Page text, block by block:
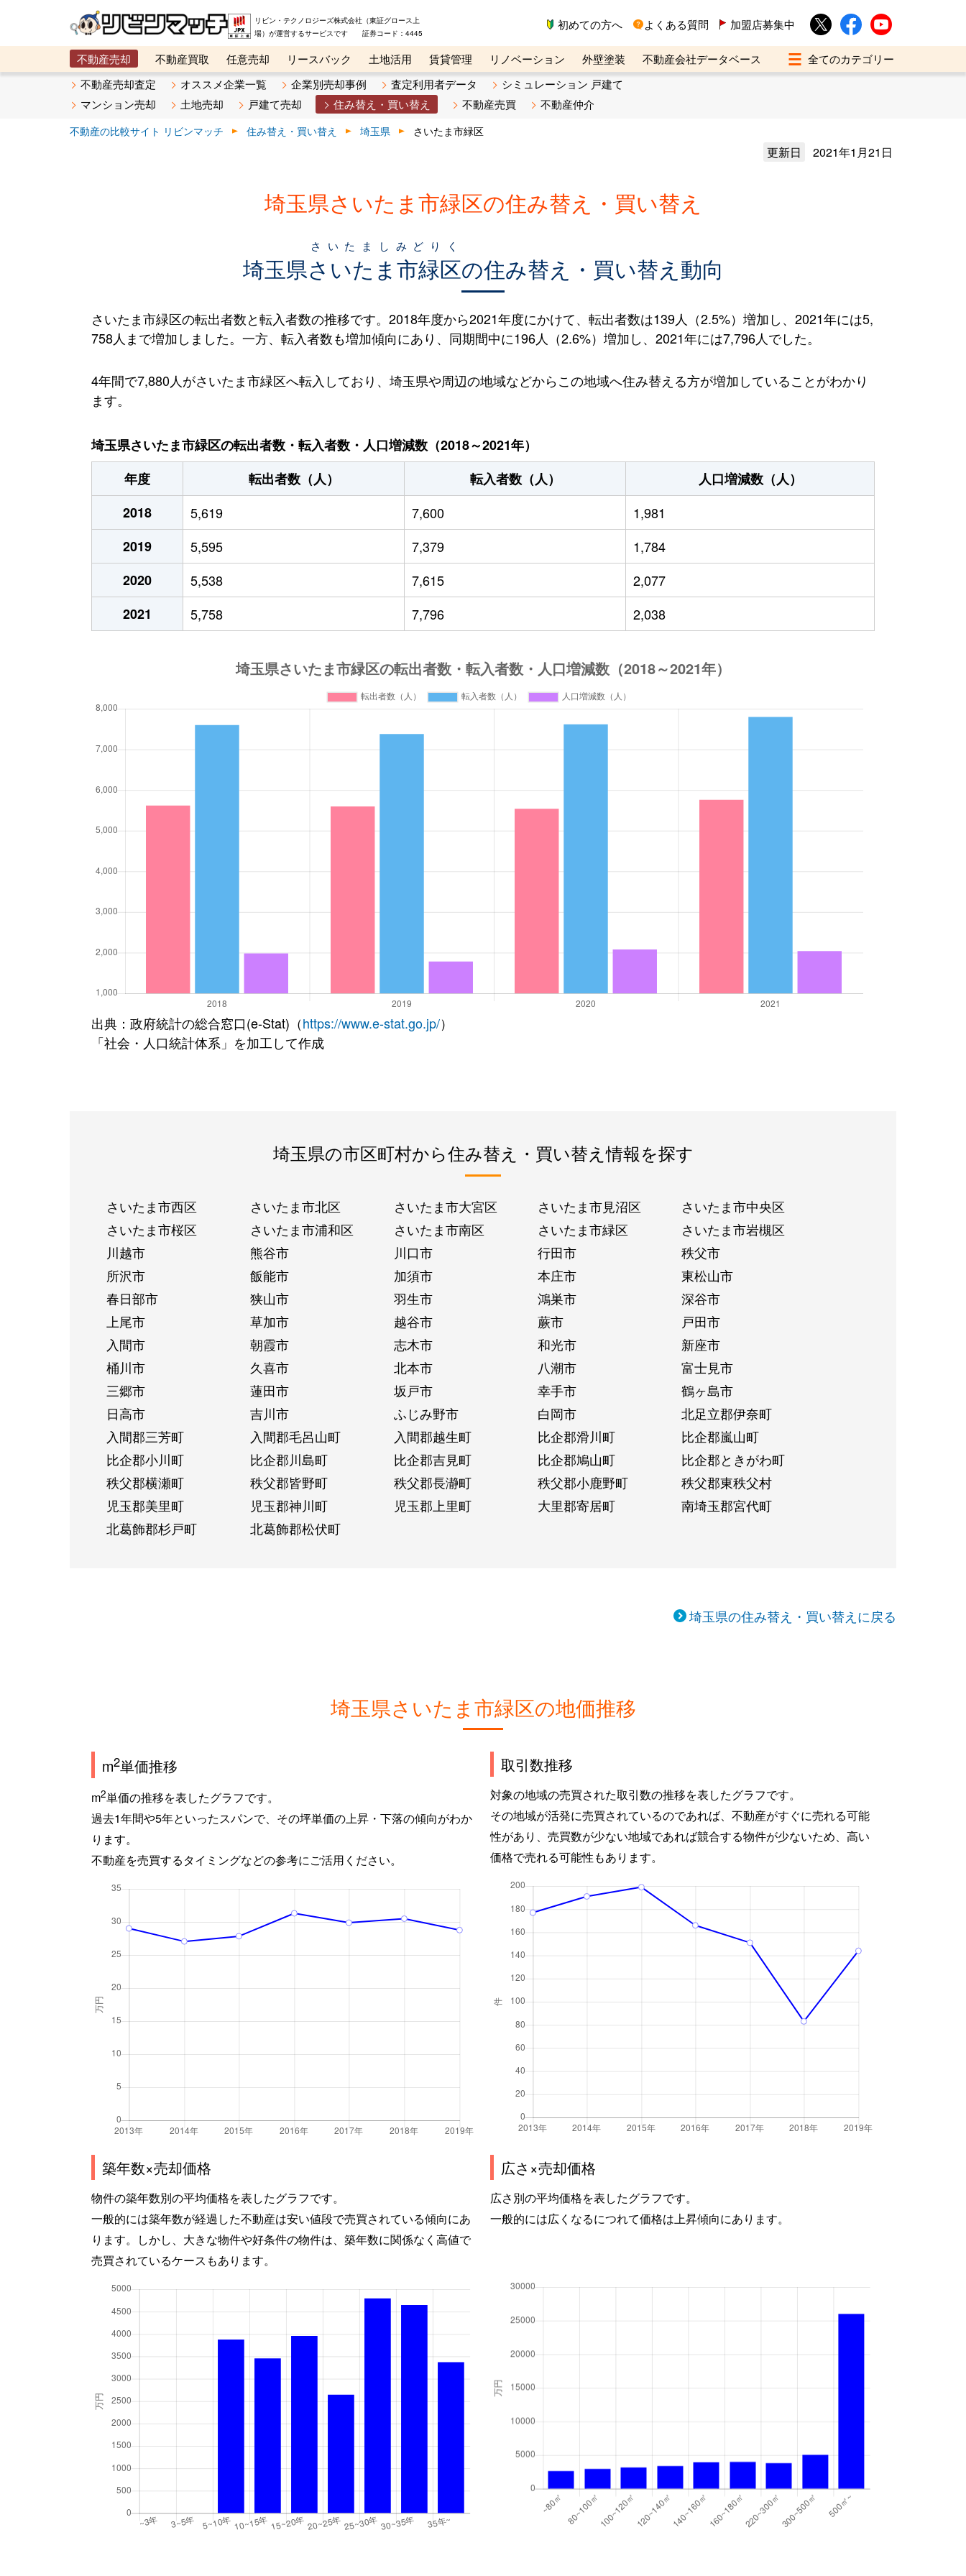
リビン・テクノロジーズ株式会社（東証グロース上
場）が運営するサービスです 証券コード：4445
初めての方へ よくある質問 加盟店募集中
不動産売却 不動産買取 任意売却 リースバック 土地活用 賃貸管理 リノベーション 外壁塗装
不動産会社データベース
メタ住宅展示場
ベスト不動産カンパニー オンライン講座 リビンマガジンBiz 不動産売却ご相談デスク
不動産売却査定 オススメ企業一覧 企業別売却事例 査定利用者データ
シミュレーション 戸建て
マンション売却
土地売却 戸建て売却 住み替え・買い替え 不動産売買 不動産仲介
不動産の比較サイト リビンマッチ 住み替え・買い替え 埼玉県 さいたま市緑区
更新日 2021年1月21日
埼玉県さいたま市緑区の住み替え・買い替え
埼玉県さいたま市緑区
さいたましみどりく
の住み替え・買い替え動向
さいたま市緑区の転出者数と転入者数の推移です。2018年度から2021年度にかけて、転出者数は139人（2.5%）増加し、2021年には5,
758人まで増加しました。一方、転入者数も増加傾向にあり、同期間中に196人（2.6%）増加し、2021年には7,796人でした。
4年間で7,880人がさいたま市緑区へ転入しており、埼玉県や周辺の地域などからこの地域へ住み替える方が増加していることがわかり
ます。
埼玉県さいたま市緑区の転出者数・転入者数・人口増減数（2018～2021年）
年度
転出者数（人） 転入者数（人）
人口増減数（人）
2018
5,619 7,600
1,981
2019
5,595 7,379
1,784
2020
5,538 7,615
2,077
2021
5,758 7,796 2,038
出典：政府統計の総合窓口(e-Stat)（https://www.e-stat.go.jp/）
「社会・人口統計体系」を加工して作成
埼玉県の市区町村から住み替え・買い替え情報を探す
さいたま市西区 さいたま市北区 さいたま市大宮区 さいたま市見沼区
さいたま市中央区
さいたま市桜区
さいたま市浦和区 さいたま市南区 さいたま市緑区
さいたま市岩槻区
川越市
熊谷市 川口市 行田市
秩父市
所沢市
飯能市 加須市 本庄市
東松山市
春日部市
狭山市 羽生市 鴻巣市
深谷市
上尾市
草加市 越谷市 蕨市
戸田市
入間市
朝霞市 志木市 和光市
新座市
桶川市
久喜市 北本市 八潮市
富士見市
三郷市
蓮田市 坂戸市 幸手市
鶴ヶ島市
日高市
吉川市 ふじみ野市 白岡市
北足立郡伊奈町
入間郡三芳町
入間郡毛呂山町 入間郡越生町 比企郡滑川町
比企郡嵐山町
比企郡小川町
比企郡川島町 比企郡吉見町 比企郡鳩山町
比企郡ときがわ町
秩父郡横瀬町
秩父郡皆野町 秩父郡長瀞町 秩父郡小鹿野町
秩父郡東秩父村
児玉郡美里町
児玉郡神川町 児玉郡上里町 大里郡寄居町
南埼玉郡宮代町
北葛飾郡杉戸町
北葛飾郡松伏町
埼玉県の住み替え・買い替えに戻る
埼玉県さいたま市緑区の地価推移
m2単価推移
m2単価の推移を表したグラフです。
過去1年間や5年といったスパンで、その坪単価の上昇・下落の傾向がわか
ります。
不動産を売買するタイミングなどの参考にご活用ください。
取引数推移
対象の地域の売買された取引数の推移を表したグラフです。
その地域が活発に売買されているのであれば、不動産がすぐに売れる可能
性があり、売買数が少ない地域であれば競合する物件が少ないため、高い
価格で売れる可能性もあります。
築年数×売却価格
物件の築年数別の平均価格を表したグラフです。
一般的には築年数が経過した不動産は安い値段で売買されている傾向にあ
ります。しかし、大きな物件や好条件の物件は、築年数に関係なく高値で
売買されているケースもあります。
広さ×売却価格
広さ別の平均価格を表したグラフです。
一般的には広くなるにつれて価格は上昇傾向にあります。